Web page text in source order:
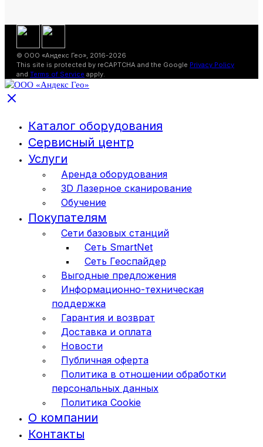
© ООО «Андекс Гео», 2016-2026
This site is protected by reCAPTCHA and the Google Privacy Policy
and Terms of Service apply.
Каталог оборудования
Сервисный центр
Услуги
Аренда оборудования
3D Лазерное сканирование
Обучение
Покупателям
Сети базовых станций
Сеть SmartNet
Сеть Геоспайдер
Выгодные предложения
Информационно-техническая
поддержка
Гарантия и возврат
Доставка и оплата
Новости
Публичная оферта
Политика в отношении обработки
персональных данных
Политика Cookie
О компании
Контакты